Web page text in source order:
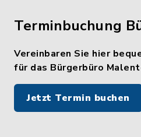
Terminbuchung
Vereinbaren Sie hier
für das Bürgerbüro
Jetzt Termin buchen